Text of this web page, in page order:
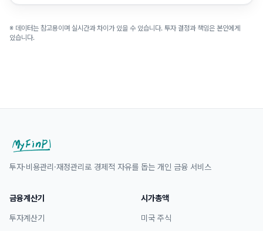
※ 데이터는 참고용이며 실시간과 차이가 있을 수 있습니다. 투자 결정과 책임은 본인에게
있습니다.
투자·비용관리·재정관리로 경제적 자유를 돕는 개인 금융 서비스
금융계산기
투자계산기
시가총액
미국 주식